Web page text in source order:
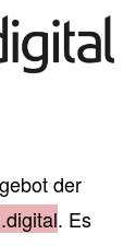
der
. Es